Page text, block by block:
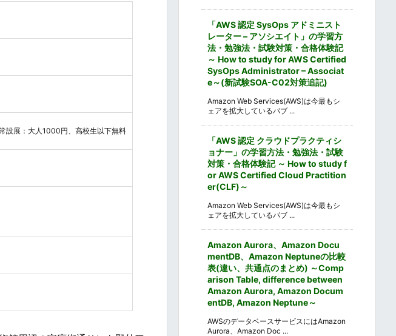
設展：大人1000円、高校生以下無料
「AWS 認定 SysOps アドミニスト
レーター – アソシエイト」の学習方
法・勉強法・試験対策・合格体験記
～ How to study for AWS Certified
SysOps Administrator – Associat
e～(新試験SOA-C02対策追記)
Amazon Web Services(AWS)は今最もシ
ェアを拡大しているパブ ...
「AWS 認定 クラウドプラクティシ
ョナー」の学習方法・勉強法・試験
対策・合格体験記 ～ How to study f
or AWS Certified Cloud Practition
er(CLF)～
Amazon Web Services(AWS)は今最もシ
ェアを拡大しているパブ ...
Amazon Aurora、Amazon Docu
mentDB、Amazon Neptuneの比較
表(違い、共通点のまとめ) ～Comp
arison Table, difference between
Amazon Aurora, Amazon Docum
entDB, Amazon Neptune～
AWSのデータベースサービスにはAmazon
Aurora、Amazon Doc ...